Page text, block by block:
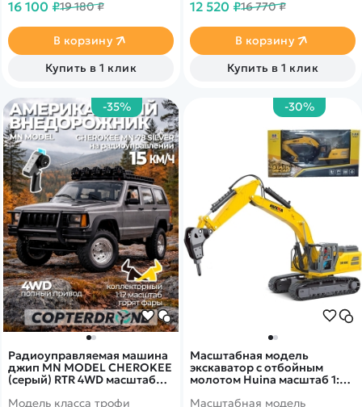
аккумулятор 3300 mah
12 520 ₽16 770 ₽
В корзину
Купить в 1 клик
начиная с 1973 года и
версия обозначает, что танк
может учавствовать в боях
посредством не только
пневмо пушкой, но и ИК
шестерни у танка сделаны
из цинка.
16 100 ₽19 180 ₽
В корзину
Купить в 1 клик
-35%
Радиоуправляемая машина
джип MN MODEL CHEROKEE
(серый) RTR 4WD масштаб
Модель класса трофи
-30%
Масштабная модель
экскаватор с отбойным
молотом Huina масштаб 1:35
Масштабная модель